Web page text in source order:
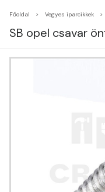
Főoldal Vegyes iparcikkek
SB opel csavar